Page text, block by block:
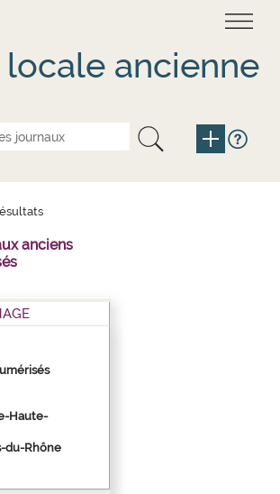
locale ancienne
anciens
Haute-
du-Rhône
cookies